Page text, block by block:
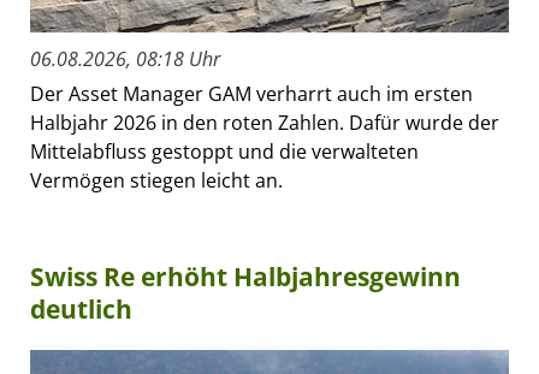
06.08.2026, 08:18 Uhr
Der Asset Manager GAM verharrt auch im ersten
Halbjahr 2026 in den roten Zahlen. Dafür wurde der
Mittelabfluss gestoppt und die verwalteten
Vermögen stiegen leicht an.
Swiss Re erhöht Halbjahresgewinn
deutlich